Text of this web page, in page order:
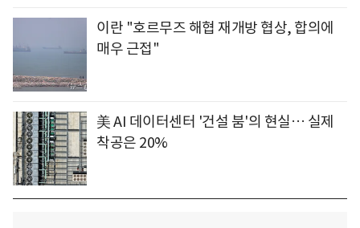
이란 "호르무즈 해협 재개방 협상, 합의에
매우 근접"
美 AI 데이터센터 '건설 붐'의 현실… 실제
착공은 20%